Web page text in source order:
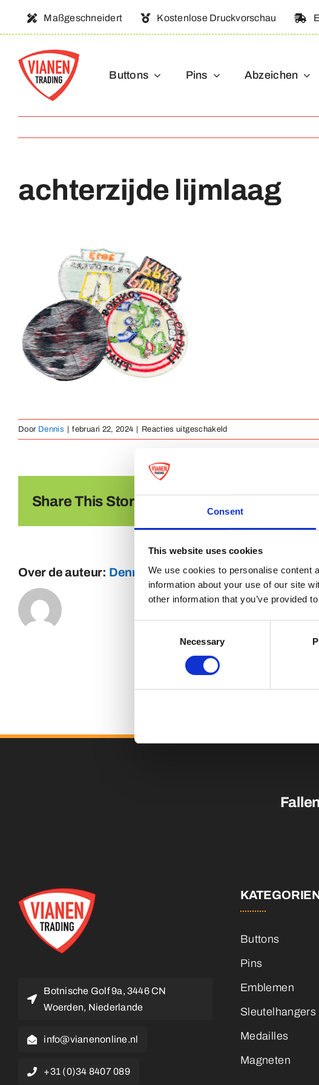
Consent
This website uses cookies
We use cookies to personalise content
information about your use of our site
other information that you’ve provided
Necessary
Maßgeschneidert Kostenlose Druckvorschau
Buttons Pins Abzeichen
achterzijde lijmlaag
Door Dennis februari 22, 2024 Reacties uitgeschakeldvoor
achterzijde
Share This Story, Choose Your Platform!
Over de auteur: Dennis
Botnische Golf 9a, 3446 CN
Woerden, Niederlande
info@vianenonline.nl
+31 (0)34 8407 089
Buttons
Pins
Emblemen
Sleutelhangers
Medailles
Magneten